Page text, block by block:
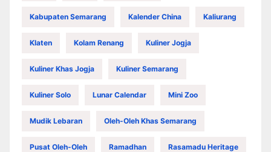
Kabupaten Semarang Kalender China Kaliurang
Klaten Kolam Renang Kuliner Jogja
Kuliner Khas Jogja Kuliner Semarang
Kuliner Solo Lunar Calendar Mini Zoo
Mudik Lebaran Oleh-Oleh Khas Semarang
Pusat Oleh-Oleh Ramadhan Rasamadu Heritage